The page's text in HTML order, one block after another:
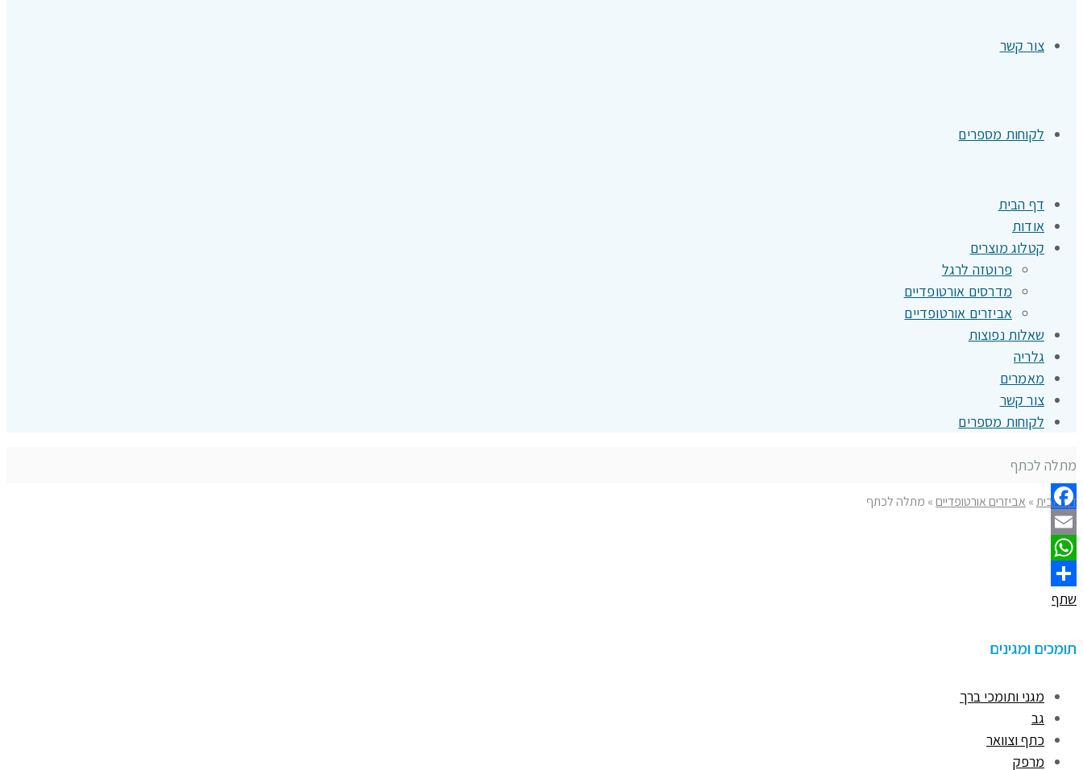
צור קשר
לקוחות מספרים
דף הבית
אודות
קטלוג מוצרים
פרוטזה לרגל
מדרסים אורטופדיים
אביזרים אורטופדיים
שאלות נפוצות
גלריה
מאמרים
צור קשר
לקוחות מספרים
מתלה לכתף
דף הבית» אביזרים אורטופדיים» מתלה לכתף
Facebook
Email
WhatsApp
שתף
תומכים ומגינים
מגני ותומכי ברך
גב
כתף וצוואר
מרפק